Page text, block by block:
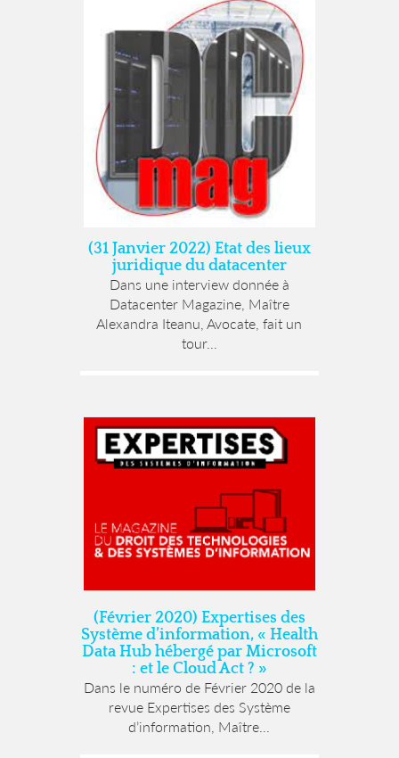
(31 Janvier 2022) Etat des lieux
juridique du datacenter
Dans une interview donnée à
Datacenter Magazine, Maître
Alexandra Iteanu, Avocate, fait un
tour...
(Février 2020) Expertises des
Système d’information, « Health
Data Hub hébergé par Microsoft
: et le Cloud Act ? »
Dans le numéro de Février 2020 de la
revue Expertises des Système
d’information, Maître...